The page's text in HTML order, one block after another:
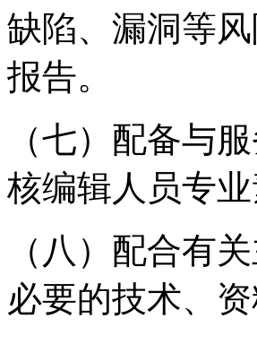
缺陷、漏洞等
报告。
（七）配备与
核编辑人员专业
（八）配合有
必要的技术、